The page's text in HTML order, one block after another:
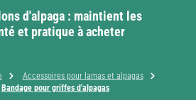
d'alpaga : maintient les
et pratique à acheter
Accessoires pour lamas et alpagas
Bandage pour griffes d'alpagas